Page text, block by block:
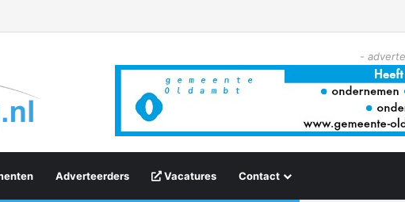
-
Adverteerders Vacatures Contact